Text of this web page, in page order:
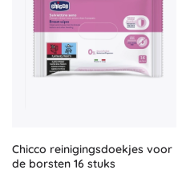
Chicco reinigingsdoekjes voor
de borsten 16 stuks